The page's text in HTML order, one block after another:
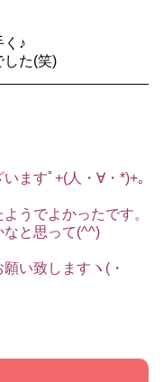
く♪
した(笑)
ますﾟ+(人・∀・*)+｡
うでよかったです。
なと思って(^^)
い致しますヽ(・